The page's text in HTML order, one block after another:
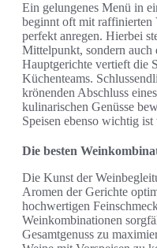
Ein gelungenes Menü in
beginnt oft mit raffinierten
perfekt anregen. Hierbei
Mittelpunkt, sondern auch
Hauptgerichte vertieft die
Küchenteams.
krönenden Abschluss
kulinarischen Genüsse
Speisen ebenso wichtig
Die besten
Die Kunst der
Aromen der Gerichte
hochwertigen
Weinkombinationen
Gesamtgenuss zu